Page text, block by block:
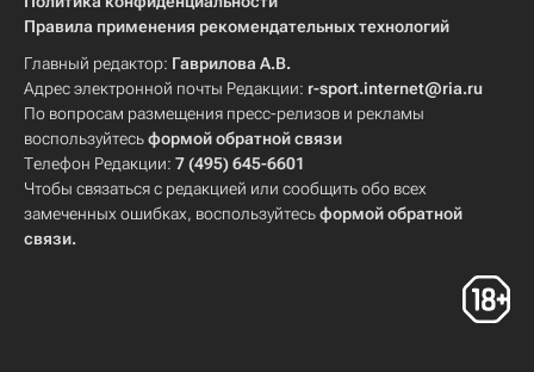
Правила применения рекомендательных технологий
Главный редактор: Гаврилова А.В.
Адрес электронной почты Редакции: r-sport.internet@ria.ru
По вопросам размещения пресс-релизов и рекламы
воспользуйтесьформой обратной связи
Телефон Редакции: 7 (495) 645-6601
Чтобы связаться с редакцией или сообщить обо всех
замеченных ошибках, воспользуйтесьформой обратной
связи.